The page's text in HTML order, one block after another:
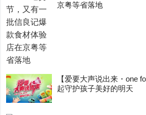
京粤等省落地
【爱要大声说出来・one
起守护孩子美好的明天